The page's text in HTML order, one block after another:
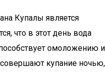
Купалы является
что в этот день вода
омоложению и
купание ночью,